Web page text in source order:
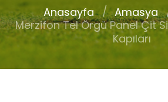
Anasayfa Amasya
Merzifon Tel Örgü Panel Çit
Kapıları